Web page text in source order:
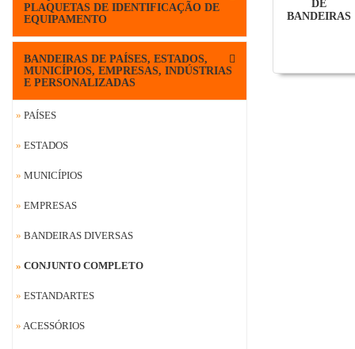
PLAQUETAS DE IDENTIFICAÇÃO DE
EQUIPAMENTO
BANDEIRAS DE PAÍSES, ESTADOS,
MUNICÍPIOS, EMPRESAS, INDÚSTRIAS
E PERSONALIZADAS
» PAÍSES
» ESTADOS
» MUNICÍPIOS
» EMPRESAS
» BANDEIRAS DIVERSAS
» CONJUNTO COMPLETO
» ESTANDARTES
» ACESSÓRIOS
DE
BANDEIRAS